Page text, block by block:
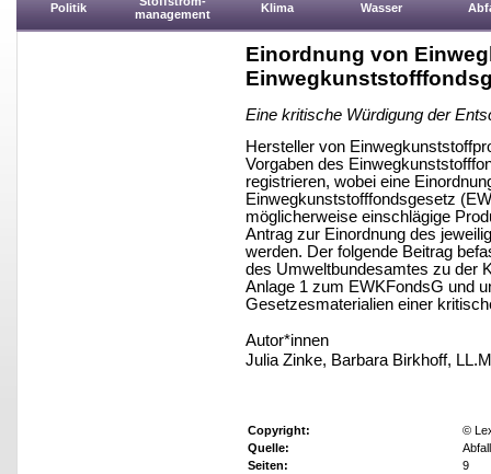
Politik
management
Klima Wasser
Einordnung von
Eine kritische Würdigung der
Hersteller von
Vorgaben des
registrieren, wobei eine
Einwegkunststofffondsgesetz
möglicherweise einschlägige
Antrag zur Einordnung des
werden. Der folgende Beitrag
des Umweltbundesamtes zu der
Anlage 1 zum EWKFondsG und
Gesetzesmaterialien einer
Autor*innen
Julia Zinke, Barbara Birkhoff,
Copyright:
©
Quelle:
Seiten:
9